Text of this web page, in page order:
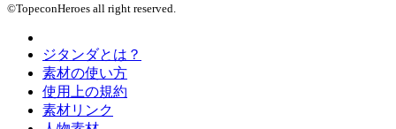
©TopeconHeroes all right reserved.
ジタンダとは？
素材の使い方
使用上の規約
素材リンク